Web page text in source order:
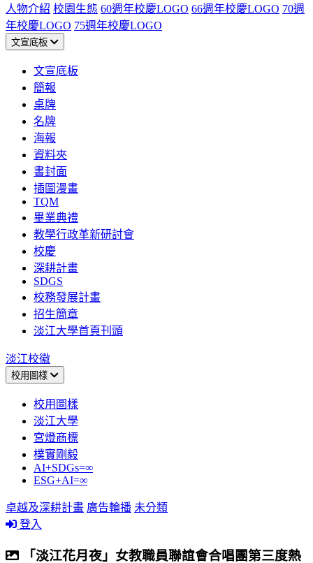
人物介紹 校園生態 60週年校慶LOGO 66週年校慶LOGO 70週
年校慶LOGO 75週年校慶LOGO
文宣底板
文宣底板
簡報
桌牌
名牌
海報
資料夾
書封面
插圖漫畫
TQM
畢業典禮
教學行政革新研討會
校慶
深耕計畫
SDGS
校務發展計畫
招生簡章
淡江大學首頁刊頭
淡江校徽
校用圖樣
校用圖樣
淡江大學
宮燈商標
樸實剛毅
AI+SDGs=∞
ESG+AI=∞
卓越及深耕計畫 廣告輪播 未分類
登入
「淡江花月夜」女教職員聯誼會合唱團第三度熱